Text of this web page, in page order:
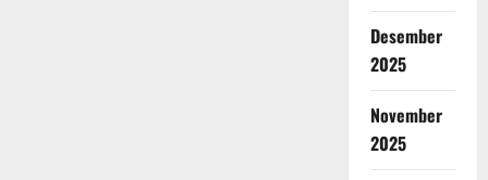
Desember
2025
November
2025